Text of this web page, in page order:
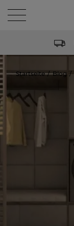
Startseite Blog